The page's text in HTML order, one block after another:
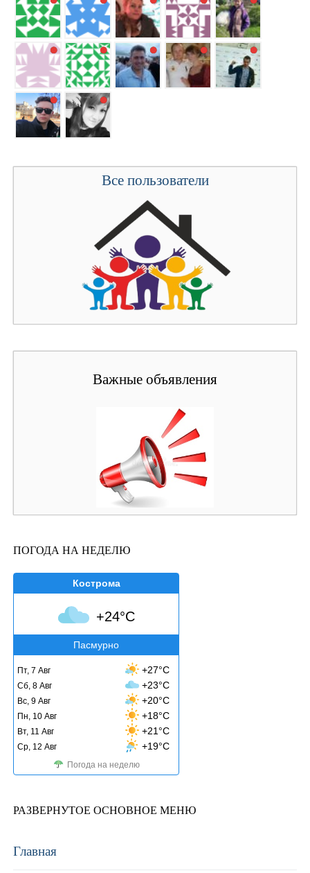
Все пользователи
Важные объявления
ПОГОДА НА НЕДЕЛЮ
Кострома
+24°C
Пасмурно
Пт, 7 Авг +27°C
Сб, 8 Авг +23°C
Вс, 9 Авг +20°C
Пн, 10 Авг +18°C
Вт, 11 Авг +21°C
Ср, 12 Авг +19°C
Погода на неделю
РАЗВЕРНУТОЕ ОСНОВНОЕ МЕНЮ
Главная